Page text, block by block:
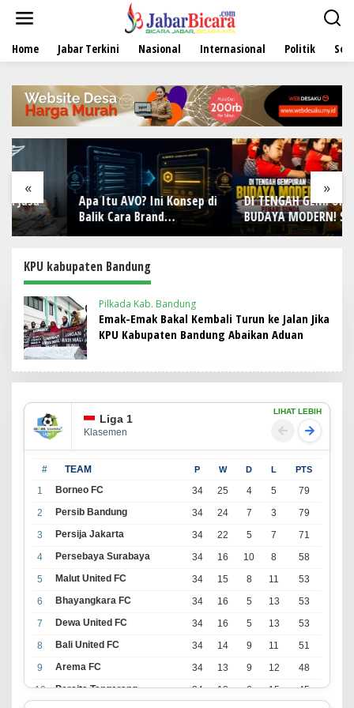
t
Home Jabar Terkini Nasional Internasional Politik
« »
Apa Itu AVO? Ini Konsep di
Balik Cara Brand
Direkomendasikan AI
DI TENGAH GEMPURAN
BUDAYA MODERN! SDN 1
Wanamekar Lahirkan
KPU kabupaten Bandung
Pilkada Kab. Bandung
Emak-Emak Bakal Kembali Turun ke Jalan Jika
KPU Kabupaten Bandung Abaikan Aduan
Liga 1
Klasemen
LIHAT LEBIH
# TEAM P W D L PTS
1 Borneo FC 34 25 4 5
79
2
Persib Bandung 34 24 7 3
79
3
Persija Jakarta 34 22 5 7
71
4
Persebaya Surabaya 34 16 10 8
58
5
Malut United FC 34 15 8 11
53
6
Bhayangkara FC 34 16 5 13
53
7
Dewa United FC 34 16 5 13
53
8
Bali United FC 34 14 9 11
51
9
Arema FC 34 13 9 12
48
10
Persita Tangerang 34 13 6 15
45